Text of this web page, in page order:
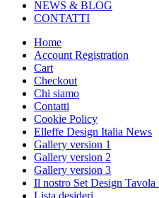
NEWS & BLOG
CONTATTI
Home
Account Registration
Cart
Checkout
Chi siamo
Contatti
Cookie Policy
Elleffe Design Italia News
Gallery version 1
Gallery version 2
Gallery version 3
Il nostro Set Design
Lista desideri